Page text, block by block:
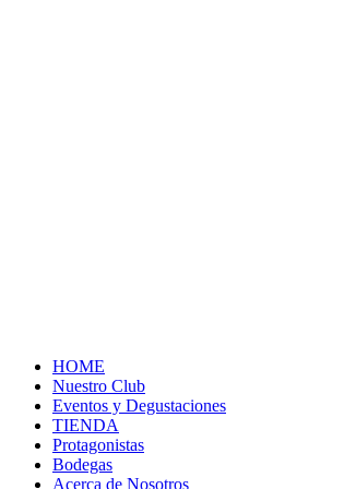
HOME
Nuestro Club
Eventos y Degustaciones
TIENDA
Protagonistas
Bodegas
Acerca de Nosotros